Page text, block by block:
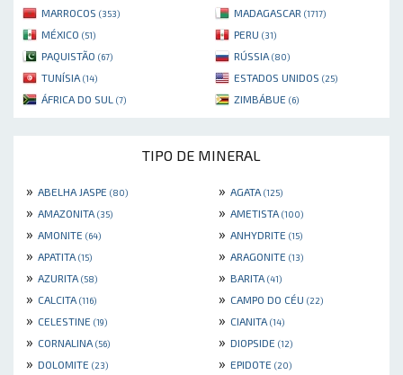
MARROCOS (353) MADAGASCAR (1717)
MÉXICO (51) PERU (31)
PAQUISTÃO (67) RÚSSIA (80)
TUNÍSIA (14) ESTADOS UNIDOS (25)
ÁFRICA DO SUL (7) ZIMBÁBUE (6)
TIPO DE MINERAL
» ABELHA JASPE (80) » AGATA (125)
» AMAZONITA (35) » AMETISTA (100)
» AMONITE (64) » ANHYDRITE (15)
» APATITA (15) » ARAGONITE (13)
» AZURITA (58) » BARITA (41)
» CALCITA (116) » CAMPO DO CÉU (22)
» CELESTINE (19) » CIANITA (14)
» CORNALINA (56) » DIOPSIDE (12)
» DOLOMITE (23) » EPIDOTE (20)